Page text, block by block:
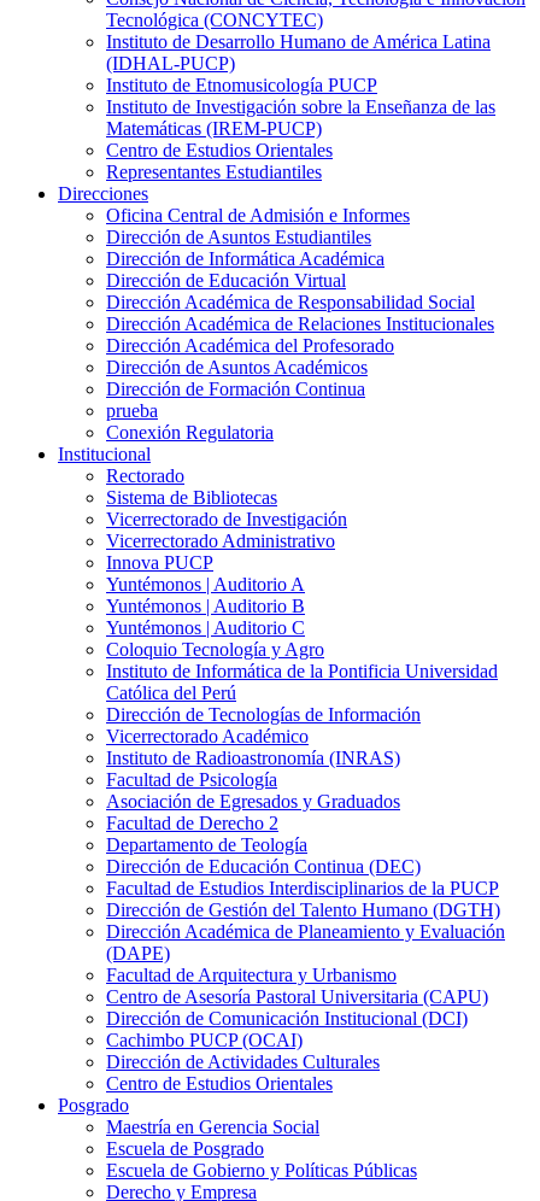
Tecnológica (CONCYTEC)
Instituto de Desarrollo Humano de América Latina
(IDHAL-PUCP)
Instituto de Etnomusicología PUCP
Instituto de Investigación sobre la Enseñanza de las
Matemáticas (IREM-PUCP)
Centro de Estudios Orientales
Representantes Estudiantiles
Direcciones
Oficina Central de Admisión e Informes
Dirección de Asuntos Estudiantiles
Dirección de Informática Académica
Dirección de Educación Virtual
Dirección Académica de Responsabilidad Social
Dirección Académica de Relaciones Institucionales
Dirección Académica del Profesorado
Dirección de Asuntos Académicos
Dirección de Formación Continua
prueba
Conexión Regulatoria
Institucional
Rectorado
Sistema de Bibliotecas
Vicerrectorado de Investigación
Vicerrectorado Administrativo
Innova PUCP
Yuntémonos | Auditorio A
Yuntémonos | Auditorio B
Yuntémonos | Auditorio C
Coloquio Tecnología y Agro
Instituto de Informática de la Pontificia Universidad
Católica del Perú
Dirección de Tecnologías de Información
Vicerrectorado Académico
Instituto de Radioastronomía (INRAS)
Facultad de Psicología
Asociación de Egresados y Graduados
Facultad de Derecho 2
Departamento de Teología
Dirección de Educación Continua (DEC)
Facultad de Estudios Interdisciplinarios de la PUCP
Dirección de Gestión del Talento Humano (DGTH)
Dirección Académica de Planeamiento y Evaluación
(DAPE)
Facultad de Arquitectura y Urbanismo
Centro de Asesoría Pastoral Universitaria (CAPU)
Dirección de Comunicación Institucional (DCI)
Cachimbo PUCP (OCAI)
Dirección de Actividades Culturales
Centro de Estudios Orientales
Posgrado
Maestría en Gerencia Social
Escuela de Posgrado
Escuela de Gobierno y Políticas Públicas
Derecho y Empresa